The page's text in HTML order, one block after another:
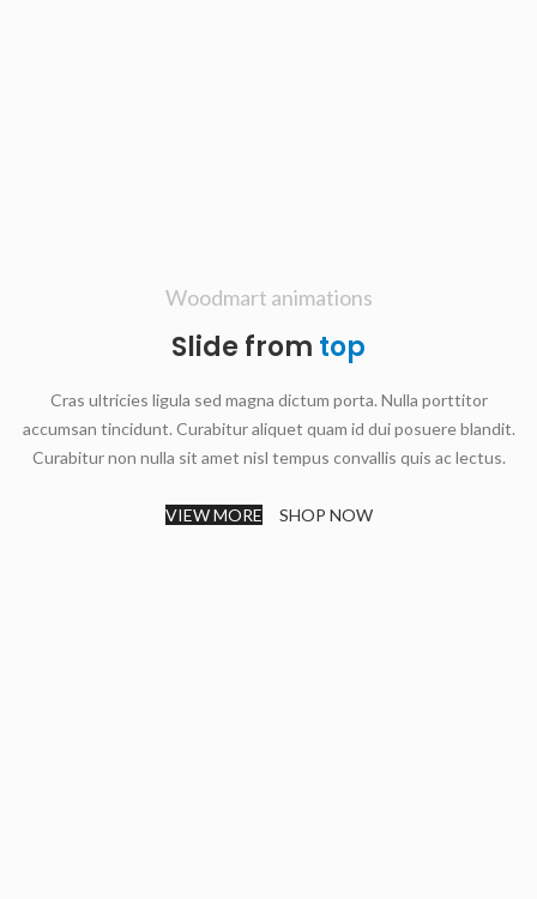
Woodmart animations
Slide from top
Cras ultricies ligula sed magna dictum porta. Nulla porttitor
accumsan tincidunt. Curabitur aliquet quam id dui posuere blandit.
Curabitur non nulla sit amet nisl tempus convallis quis ac lectus.
VIEW MORE SHOP NOW